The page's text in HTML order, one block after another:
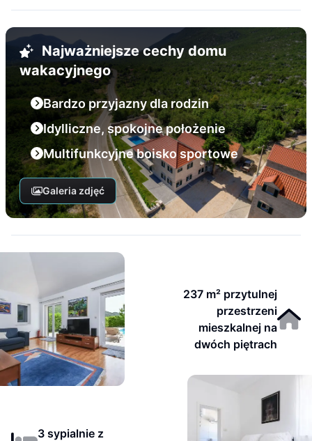
Najważniejsze cechy domu
wakacyjnego
Bardzo przyjazny dla rodzin
Idylliczne, spokojne położenie
Multifunkcyjne boisko sportowe
Galeria zdjęć
237 m² przytulnej
przestrzeni
mieszkalnej na
dwóch piętrach
3 sypialnie z